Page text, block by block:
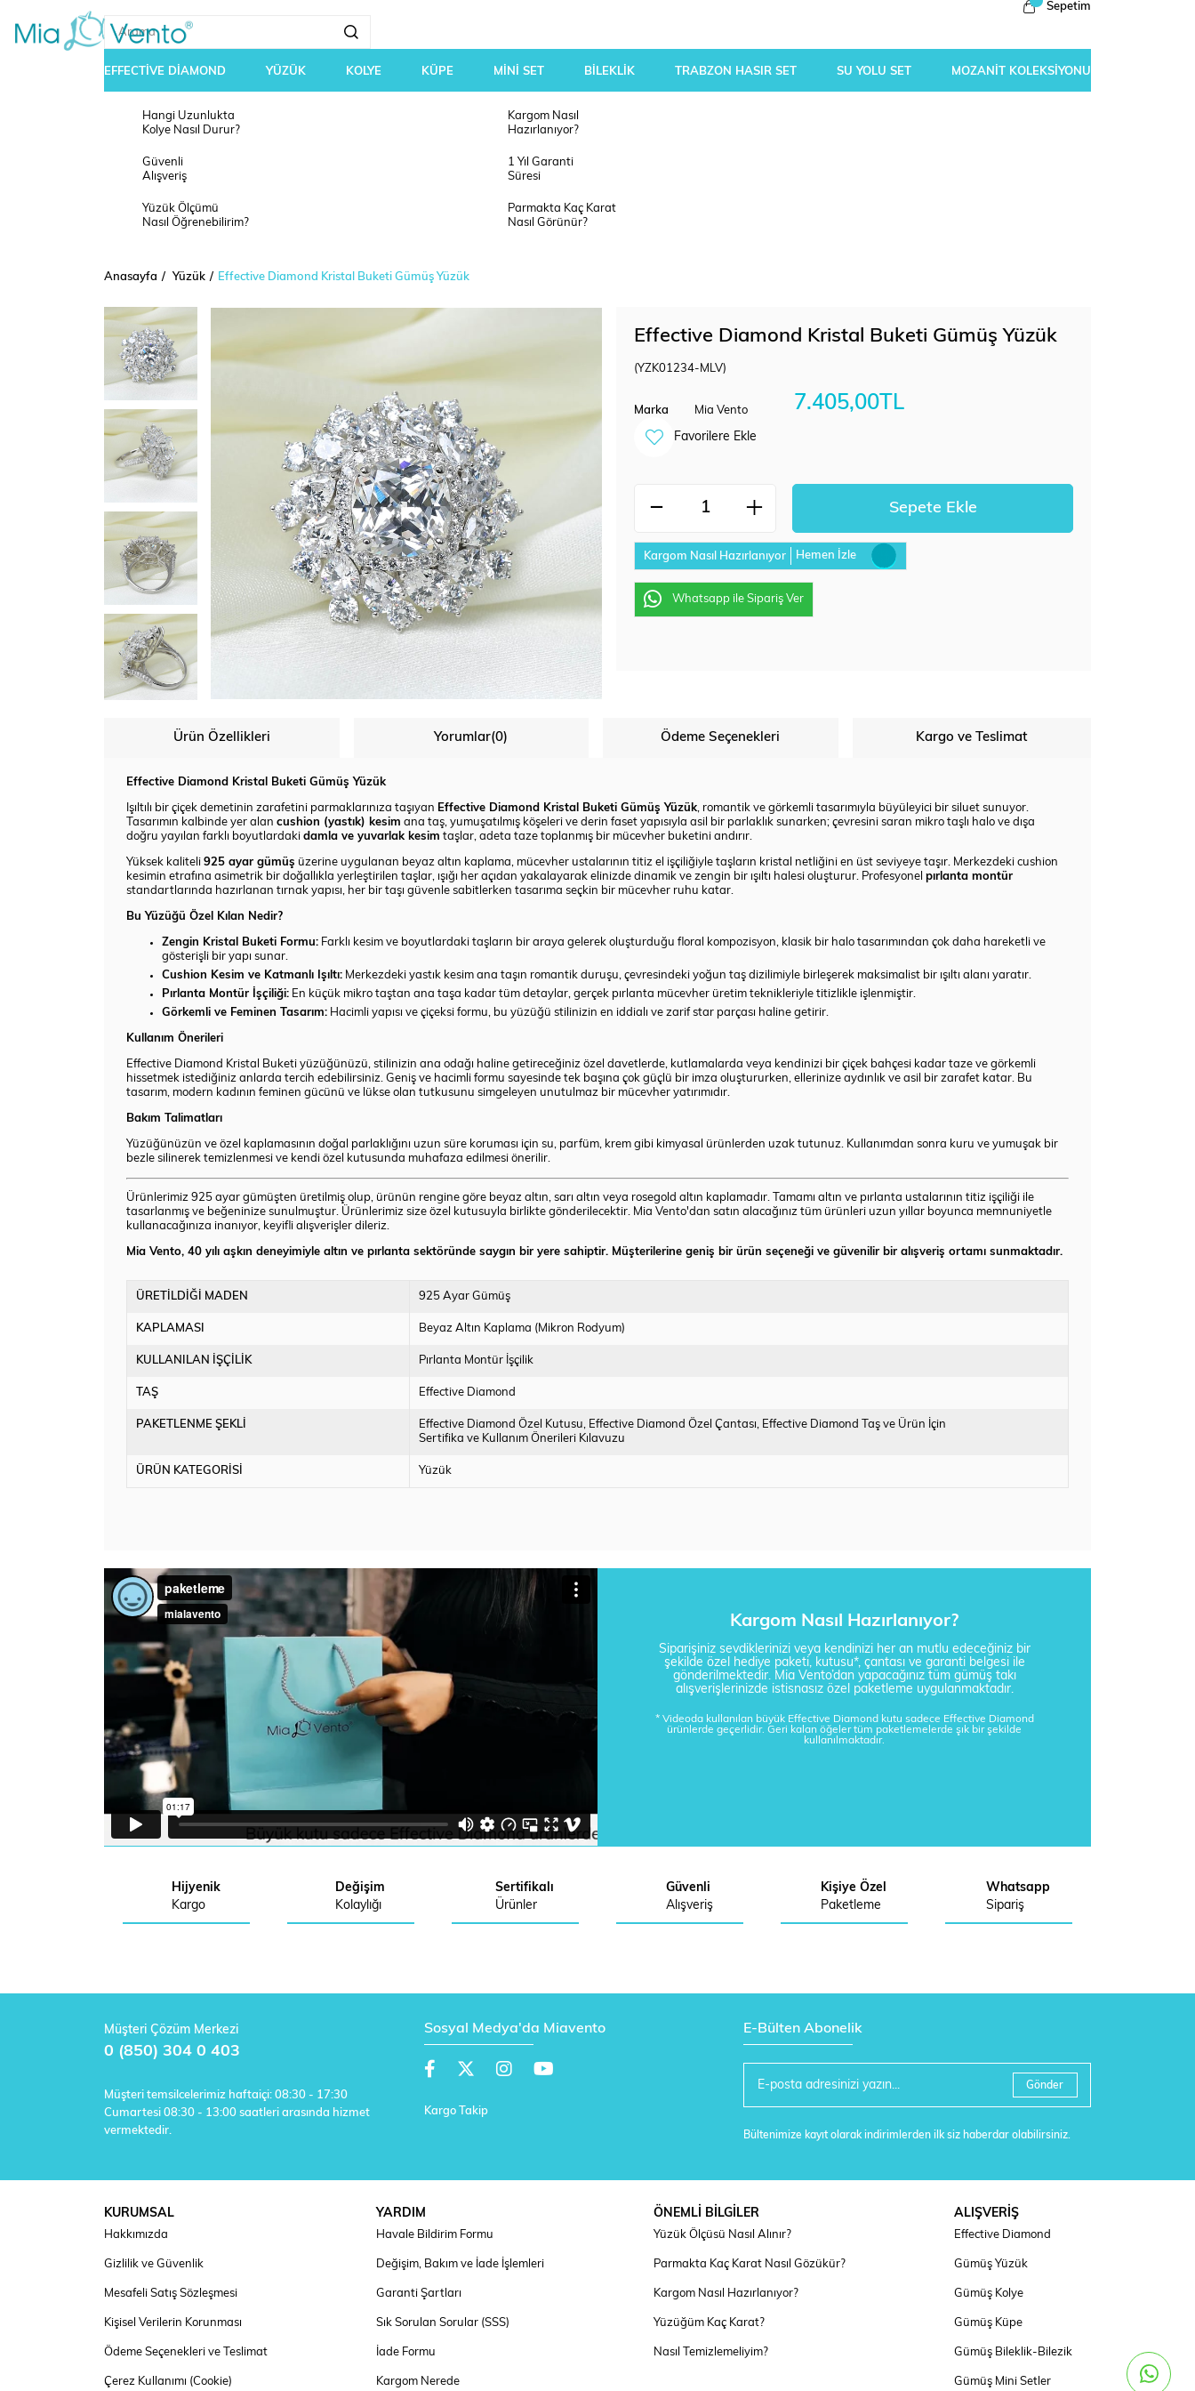
Sepetim
EFFECTİVE DİAMOND YÜZÜK KOLYE KÜPE MİNİ SET BİLEKLİK TRABZON HASIR SET SU YOLU SET MOZANİT KOLEKSİYONU
Hangi Uzunlukta
Kolye Nasıl Durur?
Kargom Nasıl
Hazırlanıyor?
Güvenli
Alışveriş
1 Yıl Garanti
Süresi
Yüzük Ölçümü
Nasıl Öğrenebilirim?
Parmakta Kaç Karat
Nasıl Görünür?
Anasayfa Yüzük Effective Diamond Kristal Buketi Gümüş Yüzük
Effective Diamond Kristal Buketi Gümüş Yüzük
(YZK01234-MLV)
Marka Mia Vento 7.405,00TL
Favorilere Ekle
Kargom Nasıl Hazırlanıyor Hemen İzle
Whatsapp ile Sipariş Ver
Ürün Özellikleri Yorumlar(0) Ödeme Seçenekleri Kargo ve Teslimat
Effective Diamond Kristal Buketi Gümüş Yüzük
Işıltılı bir çiçek demetinin zarafetini parmaklarınıza taşıyan Effective Diamond Kristal Buketi Gümüş Yüzük, romantik ve görkemli tasarımıyla büyüleyici bir siluet sunuyor.
Tasarımın kalbinde yer alan cushion (yastık) kesim ana taş, yumuşatılmış köşeleri ve derin faset yapısıyla asil bir parlaklık sunarken; çevresini saran mikro taşlı halo ve dışa
doğru yayılan farklı boyutlardaki damla ve yuvarlak kesim taşlar, adeta taze toplanmış bir mücevher buketini andırır.
Yüksek kaliteli 925 ayar gümüş üzerine uygulanan beyaz altın kaplama, mücevher ustalarının titiz el işçiliğiyle taşların kristal netliğini en üst seviyeye taşır. Merkezdeki cushion
kesimin etrafına asimetrik bir doğallıkla yerleştirilen taşlar, ışığı her açıdan yakalayarak elinizde dinamik ve zengin bir ışıltı halesi oluşturur. Profesyonel pırlanta montür
standartlarında hazırlanan tırnak yapısı, her bir taşı güvenle sabitlerken tasarıma seçkin bir mücevher ruhu katar.
Bu Yüzüğü Özel Kılan Nedir?
Zengin Kristal Buketi Formu: Farklı kesim ve boyutlardaki taşların bir araya gelerek oluşturduğu floral kompozisyon, klasik bir halo tasarımından çok daha hareketli ve
gösterişli bir yapı sunar.
Cushion Kesim ve Katmanlı Işıltı: Merkezdeki yastık kesim ana taşın romantik duruşu, çevresindeki yoğun taş dizilimiyle birleşerek maksimalist bir ışıltı alanı yaratır.
Pırlanta Montür İşçiliği: En küçük mikro taştan ana taşa kadar tüm detaylar, gerçek pırlanta mücevher üretim teknikleriyle titizlikle işlenmiştir.
Görkemli ve Feminen Tasarım: Hacimli yapısı ve çiçeksi formu, bu yüzüğü stilinizin en iddialı ve zarif star parçası haline getirir.
Kullanım Önerileri
Effective Diamond Kristal Buketi yüzüğünüzü, stilinizin ana odağı haline getireceğiniz özel davetlerde, kutlamalarda veya kendinizi bir çiçek bahçesi kadar taze ve görkemli
hissetmek istediğiniz anlarda tercih edebilirsiniz. Geniş ve hacimli formu sayesinde tek başına çok güçlü bir imza oluştururken, ellerinize aydınlık ve asil bir zarafet katar. Bu
tasarım, modern kadının feminen gücünü ve lükse olan tutkusunu simgeleyen unutulmaz bir mücevher yatırımıdır.
Bakım Talimatları
Yüzüğünüzün ve özel kaplamasının doğal parlaklığını uzun süre koruması için su, parfüm, krem gibi kimyasal ürünlerden uzak tutunuz. Kullanımdan sonra kuru ve yumuşak bir
bezle silinerek temizlenmesi ve kendi özel kutusunda muhafaza edilmesi önerilir.
Ürünlerimiz 925 ayar gümüşten üretilmiş olup, ürünün rengine göre beyaz altın, sarı altın veya rosegold altın kaplamadır. Tamamı altın ve pırlanta ustalarının titiz işçiliği ile
tasarlanmış ve beğeninize sunulmuştur. Ürünlerimiz size özel kutusuyla birlikte gönderilecektir. Mia Vento'dan satın alacağınız tüm ürünleri uzun yıllar boyunca memnuniyetle
kullanacağınıza inanıyor, keyifli alışverişler dileriz.
Mia Vento, 40 yılı aşkın deneyimiyle altın ve pırlanta sektöründe saygın bir yere sahiptir. Müşterilerine geniş bir ürün seçeneği ve güvenilir bir alışveriş ortamı sunmaktadır.
ÜRETİLDİĞİ MADEN 925 Ayar Gümüş
KAPLAMASI Beyaz Altın Kaplama (Mikron Rodyum)
KULLANILAN İŞÇİLİK Pırlanta Montür İşçilik
TAŞ Effective Diamond
PAKETLENME ŞEKLİ Effective Diamond Özel Kutusu Effective Diamond Özel Çantası Effective Diamond Taş ve Ürün İçin
Sertifika ve Kullanım Önerileri Kılavuzu
ÜRÜN KATEGORİSİ Yüzük
Kargom Nasıl Hazırlanıyor?
Siparişiniz sevdiklerinizi veya kendinizi her an mutlu edeceğiniz bir
şekilde özel hediye paketi, kutusu*, çantası ve garanti belgesi ile
gönderilmektedir. Mia Vento’dan yapacağınız tüm gümüş takı
alışverişlerinizde istisnasız özel paketleme uygulanmaktadır.
* Videoda kullanılan büyük Effective Diamond kutu sadece Effective Diamond
ürünlerde geçerlidir. Geri kalan öğeler tüm paketlemelerde şık bir şekilde
kullanılmaktadır.
Hijyenik
Kargo
Değişim
Kolaylığı
Sertifikalı
Ürünler
Güvenli
Alışveriş
Kişiye Özel
Paketleme
Whatsapp
Sipariş
Müşteri Çözüm Merkezi
0 (850) 304 0 403
Müşteri temsilcelerimiz haftaiçi: 08:30 - 17:30
Cumartesi 08:30 - 13:00 saatleri arasında hizmet
vermektedir.
Sosyal Medya'da Miavento
Kargo Takip
E-Bülten Abonelik
Gönder
Bültenimize kayıt olarak indirimlerden ilk siz haberdar olabilirsiniz.
KURUMSAL
Hakkımızda
Gizlilik ve Güvenlik
Mesafeli Satış Sözleşmesi
Kişisel Verilerin Korunması
Ödeme Seçenekleri ve Teslimat
Çerez Kullanımı (Cookie)
YARDIM
Havale Bildirim Formu
Değişim, Bakım ve İade İşlemleri
Garanti Şartları
Sık Sorulan Sorular (SSS)
İade Formu
Kargom Nerede
ÖNEMLİ BİLGİLER
Yüzük Ölçüsü Nasıl Alınır?
Parmakta Kaç Karat Nasıl Gözükür?
Kargom Nasıl Hazırlanıyor?
Yüzüğüm Kaç Karat?
Nasıl Temizlemeliyim?
ALIŞVERİŞ
Effective Diamond
Gümüş Yüzük
Gümüş Kolye
Gümüş Küpe
Gümüş Bileklik-Bilezik
Gümüş Mini Setler